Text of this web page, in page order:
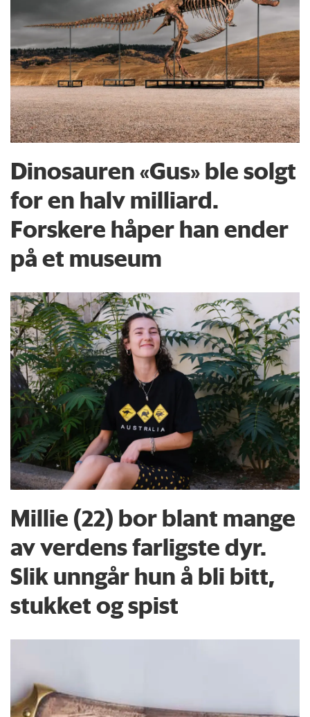
Dinosauren «Gus» ble solgt
for en halv milliard.
Forskere håper han ender
på et museum
Millie (22) bor blant mange
av verdens farligste dyr.
Slik unngår hun å bli bitt,
stukket og spist